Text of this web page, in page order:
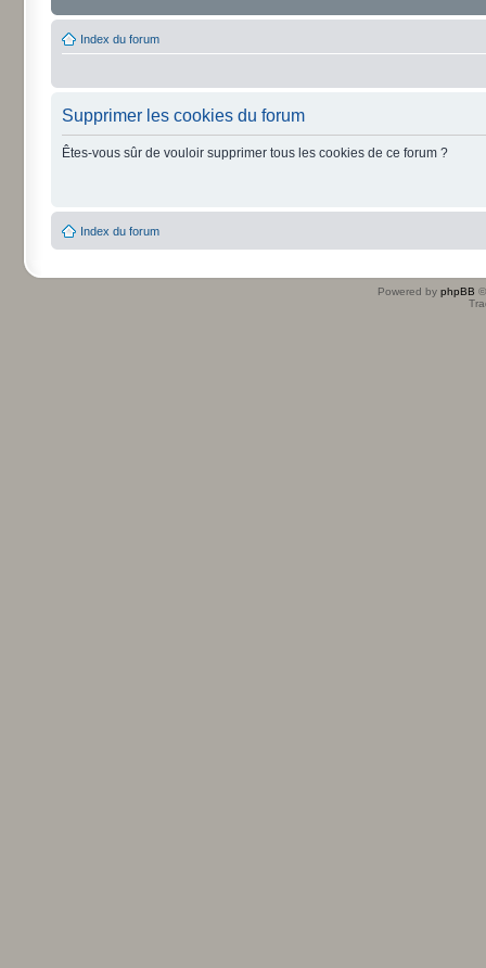
Index du forum
Supprimer les cookies du forum
Êtes-vous sûr de vouloir supprimer tous les cookies de ce forum ?
Index du forum
Powered by phpBB